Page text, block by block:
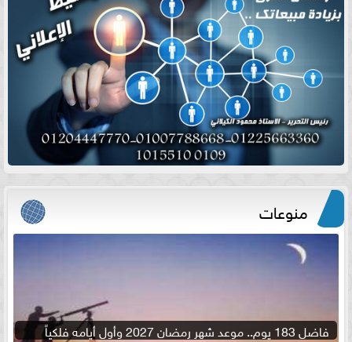
منوعات
فاضل 183 يوم.. موعد شهر رمضان 2027 وأول أيامه فلكياً